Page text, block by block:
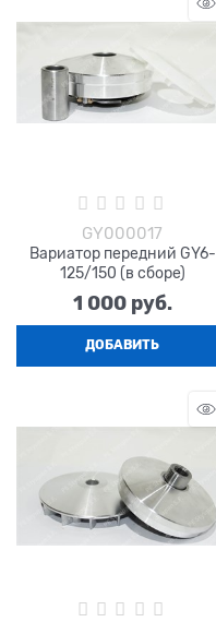
GY000017
Вариатор передний GY6-
125/150 (в сборе)
1 000 руб.
ДОБАВИТЬ